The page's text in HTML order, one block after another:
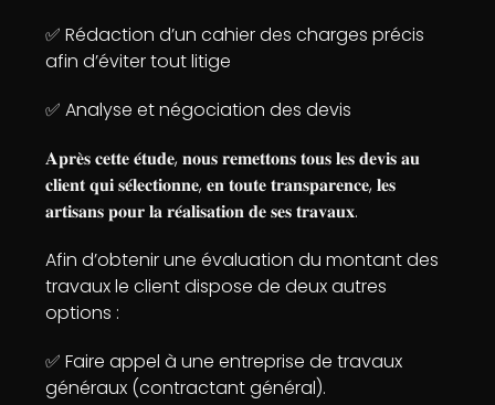
✅ Rédaction d’un cahier des charges précis
afin d’éviter tout litige
✅ Analyse et négociation des devis
𝐀𝐩𝐫𝐞̀𝐬 𝐜𝐞𝐭𝐭𝐞 𝐞́𝐭𝐮𝐝𝐞, 𝐧𝐨𝐮𝐬 𝐫𝐞𝐦𝐞𝐭𝐭𝐨𝐧𝐬 𝐭𝐨𝐮𝐬 𝐥𝐞𝐬 𝐝𝐞𝐯𝐢𝐬 𝐚𝐮
𝐜𝐥𝐢𝐞𝐧𝐭 𝐪𝐮𝐢 𝐬𝐞́𝐥𝐞𝐜𝐭𝐢𝐨𝐧𝐧𝐞, 𝐞𝐧 𝐭𝐨𝐮𝐭𝐞 𝐭𝐫𝐚𝐧𝐬𝐩𝐚𝐫𝐞𝐧𝐜𝐞, 𝐥𝐞𝐬
𝐚𝐫𝐭𝐢𝐬𝐚𝐧𝐬 𝐩𝐨𝐮𝐫 𝐥𝐚 𝐫𝐞́𝐚𝐥𝐢𝐬𝐚𝐭𝐢𝐨𝐧 𝐝𝐞 𝐬𝐞𝐬 𝐭𝐫𝐚𝐯𝐚𝐮𝐱.
Afin d’obtenir une évaluation du montant des
travaux le client dispose de deux autres
options :
✅ Faire appel à une entreprise de travaux
généraux (contractant général).